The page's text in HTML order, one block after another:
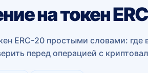
на токен
ERC-20 простыми словами: где
перед операцией с